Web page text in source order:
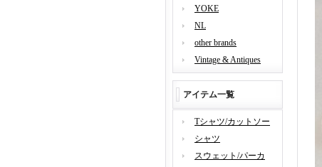
YOKE
NL
other brands
Vintage & Antiques
アイテム一覧
Tシャツ/カットソー
シャツ
スウェット/パーカ